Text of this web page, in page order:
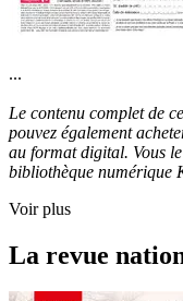
...
Le contenu complet de
pouvez également
au format digital. Vous
bibliothèque numérique
Voir plus
La revue